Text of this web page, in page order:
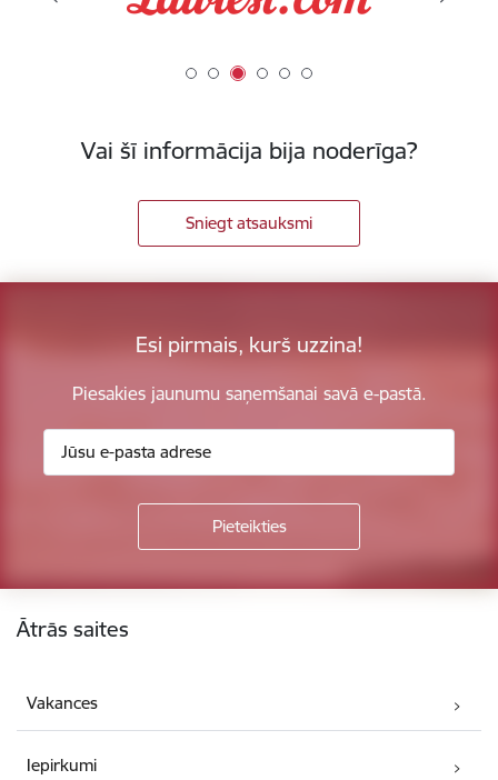
Vai šī informācija bija noderīga?
Sniegt atsauksmi
Esi pirmais, kurš uzzina!
Piesakies jaunumu saņemšanai savā e-pastā.
Ātrās saites
Vakances
Iepirkumi